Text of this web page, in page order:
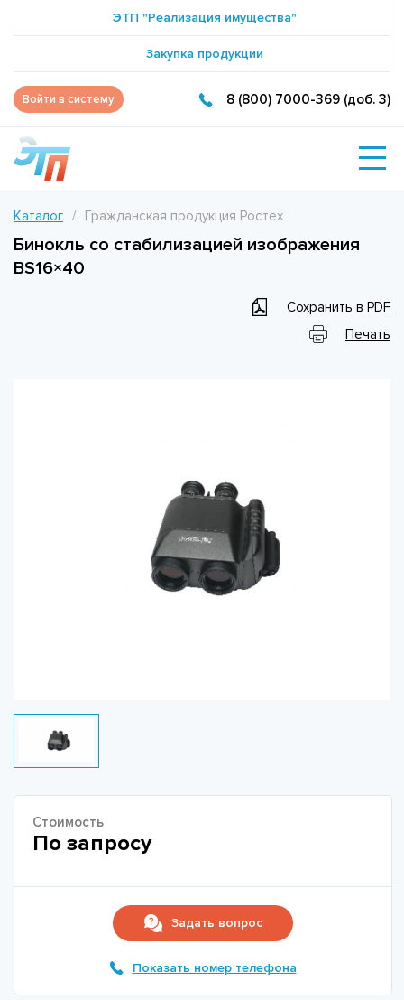
ЭТП "Реализация имущества"
Закупка продукции
Войти в систему 8 (800) 7000-369 (доб. 3)
Каталог Гражданская продукция Ростех
Бинокль со стабилизацией изображения
BS16×40
Сохранить в PDF
Печать
Стоимость
По запросу
Задать вопрос
Показать номер телефона